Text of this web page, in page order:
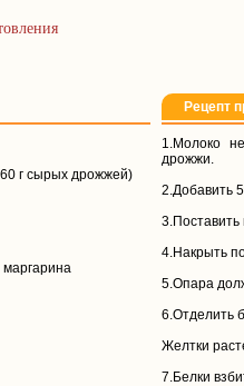
Рецепт
г сырых дрожжей)
маргарина
1.Молоко
дрожжи.
2.Добавить
3.Поставить
4.Накрыть
5.Опара
6.Отделить
Желтки
7.Белки